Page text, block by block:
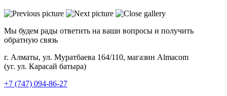
Мы будем рады ответить на ваши вопросы и получить
обратную связь
г. Алматы, ул. Муратбаева 164/110, магазин Almacom
(уг. ул. Карасай батыра)
+7 (747) 094-86-27